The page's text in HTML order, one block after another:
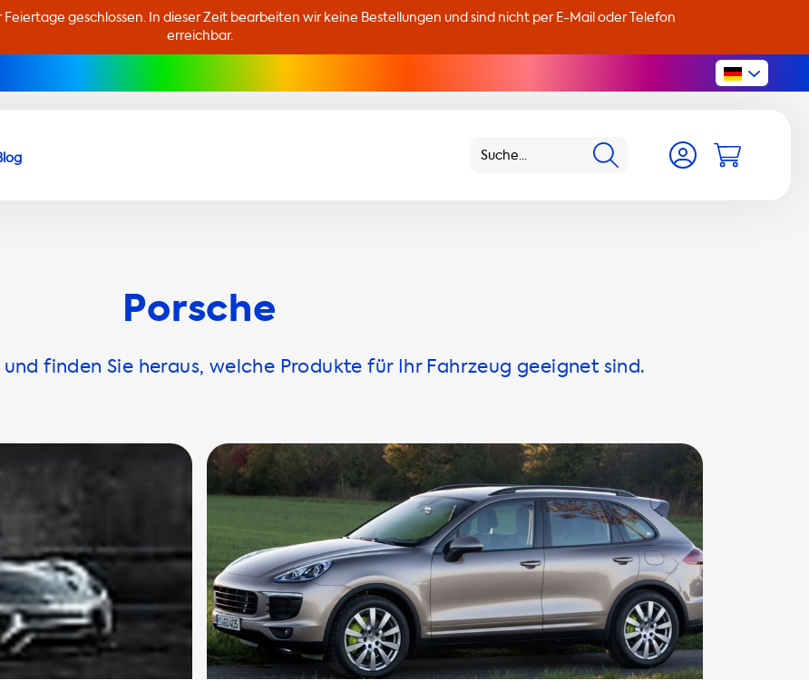
Feiertage geschlossen. In dieser Zeit bearbeiten wir keine Bestellungen und sind nicht per E-Mail oder Telefon
erreichbar.
Porsche
finden Sie heraus, welche Produkte für Ihr Fahrzeug geeignet sind.